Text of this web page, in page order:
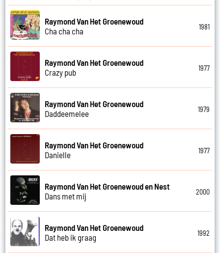
Raymond Van Het Groenewoud
Cha cha cha
1981
Raymond Van Het Groenewoud
Crazy pub
1977
Raymond Van Het Groenewoud
Daddeemelee
1979
Raymond Van Het Groenewoud
Danielle
1977
Raymond Van Het Groenewoud en Nest
Dans met mij
2000
Raymond Van Het Groenewoud
Dat heb ik graag
1992